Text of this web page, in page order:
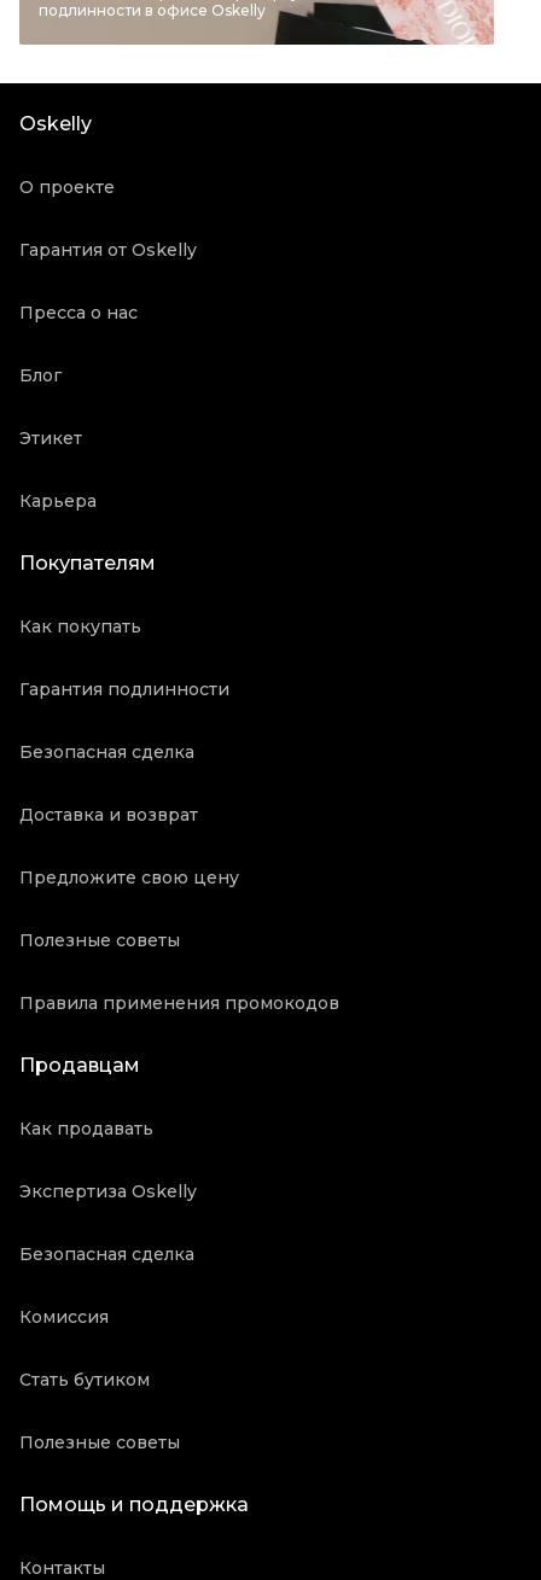
Материал обуви
Кожа
Продавец
подлинности в офисе Oskelly
Oskelly
О проекте
Гарантия от Oskelly
Пресса о нас
Блог
Этикет
Карьера
Покупателям
Как покупать
Гарантия подлинности
Безопасная сделка
Доставка и возврат
Предложите свою цену
Полезные советы
Правила применения промокодов
Продавцам
Как продавать
Экспертиза Oskelly
Безопасная сделка
Комиссия
Стать бутиком
Полезные советы
Помощь и поддержка
Контакты